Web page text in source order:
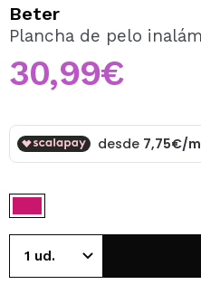
Al crear una cuenta en
tus compras rápidamente,
pedidos y consultar tus
Beter
Plancha de pelo
30,99€